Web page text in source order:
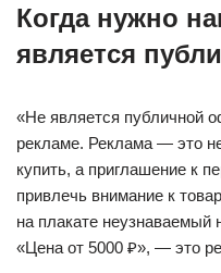
Когда нужно
является
«Не является публичной
рекламе. Реклама — это
купить, а приглашение к
привлечь внимание к
на плакате
«Цена от 5000 ₽», — это